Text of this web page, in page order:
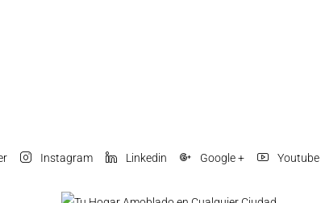
Instagram Linkedin Google + Youtube